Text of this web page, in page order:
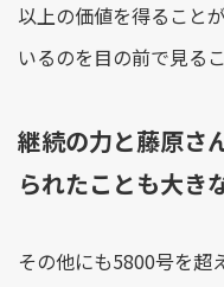
以上の価値を得ること
いるのを目の前で見る
継続の力と藤原さ
られたことも大き
その他にも5800号を超